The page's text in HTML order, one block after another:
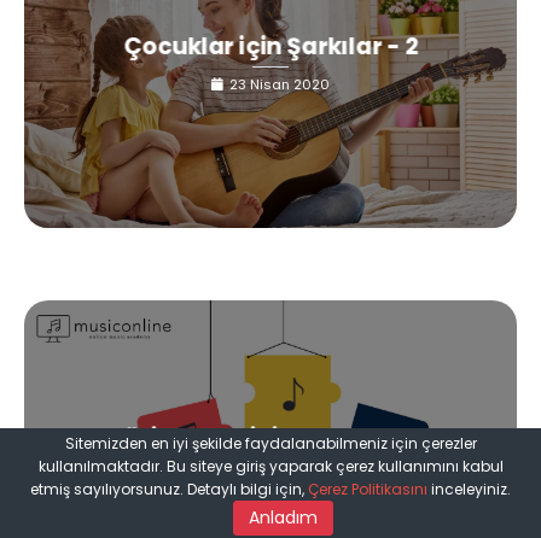
Çocuklar için Şarkılar - 2
23 Nisan 2020
Müzisyenler için Dayanışma
Fonları
18 Nisan 2020
Sitemizden en iyi şekilde faydalanabilmeniz için çerezler
kullanılmaktadır. Bu siteye giriş yaparak çerez kullanımını kabul
etmiş sayılıyorsunuz. Detaylı bilgi için, Çerez Politikasını inceleyiniz.
Anladım